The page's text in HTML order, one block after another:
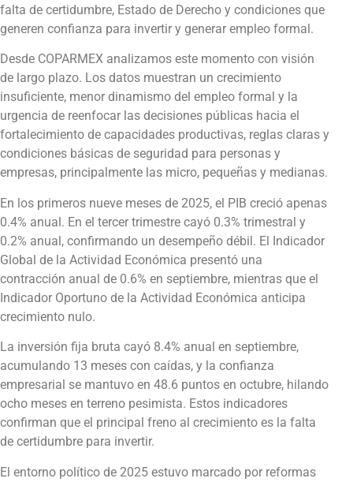
falta de certidumbre, Estado de Derecho y condiciones que
generen confianza para invertir y generar empleo formal.
Desde COPARMEX analizamos este momento con visión
de largo plazo. Los datos muestran un crecimiento
insuficiente, menor dinamismo del empleo formal y la
urgencia de reenfocar las decisiones públicas hacia el
fortalecimiento de capacidades productivas, reglas claras y
condiciones básicas de seguridad para personas y
empresas, principalmente las micro, pequeñas y medianas.
En los primeros nueve meses de 2025, el PIB creció apenas
0.4% anual. En el tercer trimestre cayó 0.3% trimestral y
0.2% anual, confirmando un desempeño débil. El Indicador
Global de la Actividad Económica presentó una
contracción anual de 0.6% en septiembre, mientras que el
Indicador Oportuno de la Actividad Económica anticipa
crecimiento nulo.
La inversión fija bruta cayó 8.4% anual en septiembre,
acumulando 13 meses con caídas, y la confianza
empresarial se mantuvo en 48.6 puntos en octubre, hilando
ocho meses en terreno pesimista. Estos indicadores
confirman que el principal freno al crecimiento es la falta
de certidumbre para invertir.
El entorno político de 2025 estuvo marcado por reformas